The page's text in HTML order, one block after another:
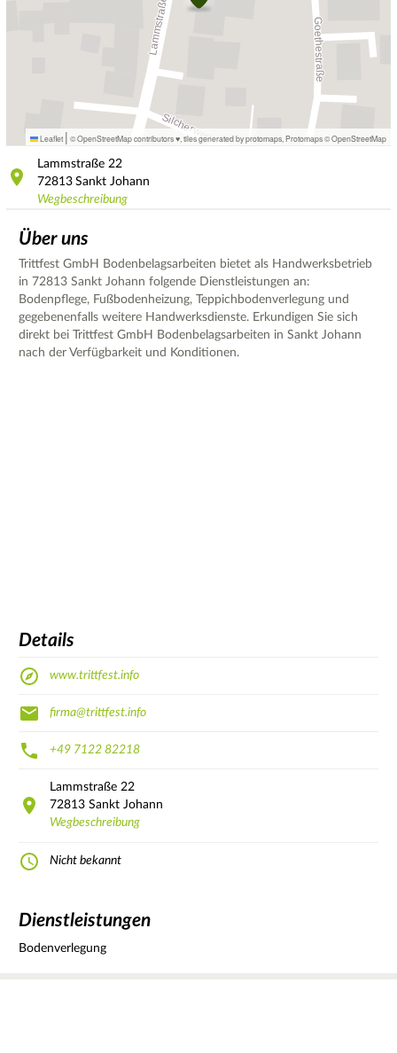
Leaflet | © OpenStreetMap contributors ♥, tiles generated by protomaps Protomaps©OpenStreetMap
Lammstraße 22
72813 Sankt Johann
Wegbeschreibung
Über uns
Trittfest GmbH Bodenbelagsarbeiten bietet als Handwerksbetrieb
in 72813 Sankt Johann folgende Dienstleistungen an:
Bodenpflege, Fußbodenheizung, Teppichbodenverlegung und
gegebenenfalls weitere Handwerksdienste. Erkundigen Sie sich
direkt bei Trittfest GmbH Bodenbelagsarbeiten in Sankt Johann
nach der Verfügbarkeit und Konditionen.
Details
www.trittfest.info
firma@trittfest.info
+49 7122 82218
Lammstraße 22
72813 Sankt Johann
Wegbeschreibung
Nicht bekannt
Dienstleistungen
Bodenverlegung